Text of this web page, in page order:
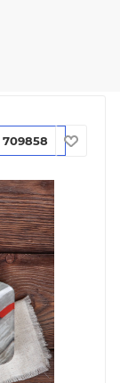
709858